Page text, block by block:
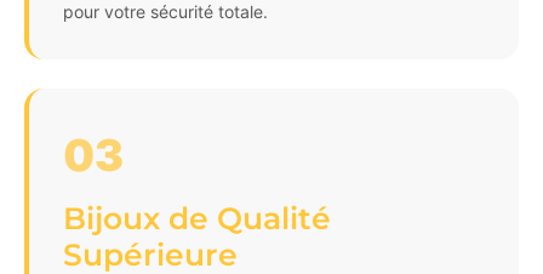
pour votre sécurité totale.
03
Bijoux de Qualité
Supérieure